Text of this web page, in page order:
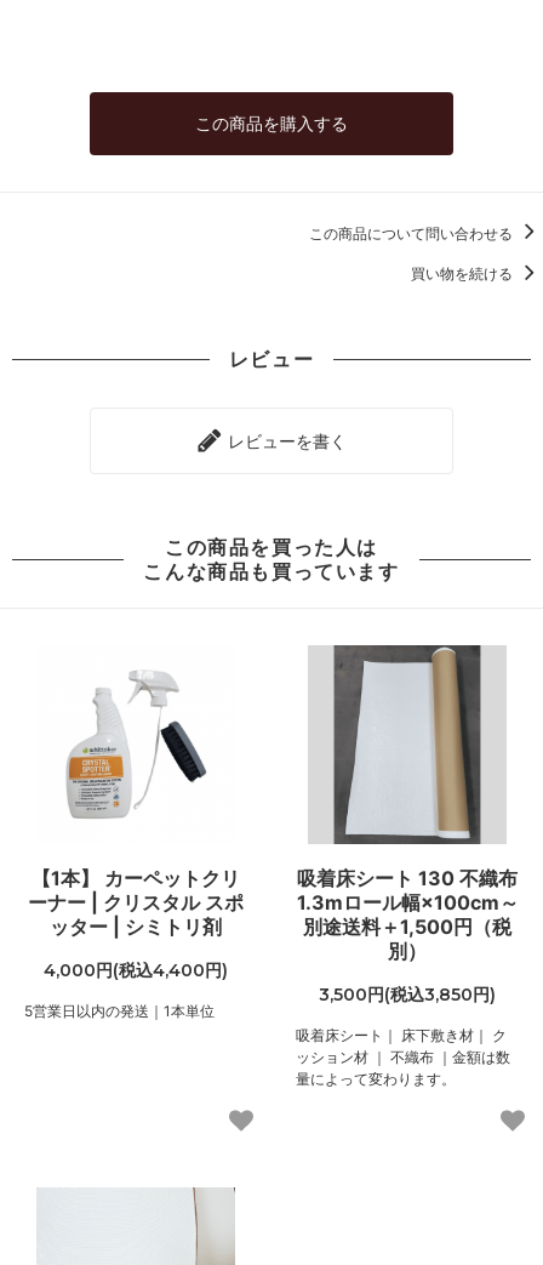
この商品を購入する
この商品について問い合わせる
買い物を続ける
レビュー
レビューを書く
この商品を買った人は
こんな商品も買っています
【1本】 カーペットクリ
ーナー | クリスタル スポ
ッター | シミトリ剤
4,000円(税込4,400円)
5営業日以内の発送｜1本単位
吸着床シート 130 不織布
1.3mロール幅×100cm～
別途送料＋1,500円（税
別）
3,500円(税込3,850円)
吸着床シート｜ 床下敷き材｜ ク
ッション材 ｜ 不織布 ｜金額は数
量によって変わります。